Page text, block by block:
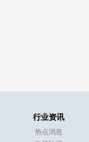
行业资讯
热点消息